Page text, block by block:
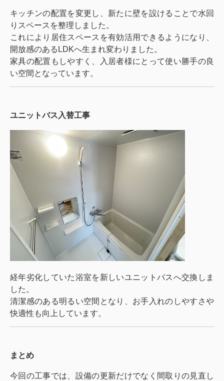
キッチンの配置を変更し、新たに壁を設けることで水回
りスペースを整理しました。
これにより居住スペースを有効活用できるようになり、
開放感のあるLDKへ生まれ変わりました。
家具の配置もしやすく、入居者様にとって使い勝手の良
い空間となっています。
ユニットバス入替工事
経年劣化していた浴室を新しいユニットバスへ交換しま
した。
清潔感のある明るい空間となり、お手入れのしやすさや
快適性も向上しています。
まとめ
今回の工事では、設備の更新だけでなく間取りの見直し